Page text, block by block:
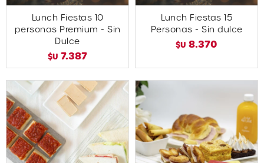
Lunch Fiestas 10
personas Premium - Sin
Dulce
$U 7.387
Lunch Fiestas 15
Personas - Sin dulce
$U 8.370